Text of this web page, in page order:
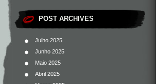
POST ARCHIVES
Julho 2025
Junho 2025
Maio 2025
Abril 2025